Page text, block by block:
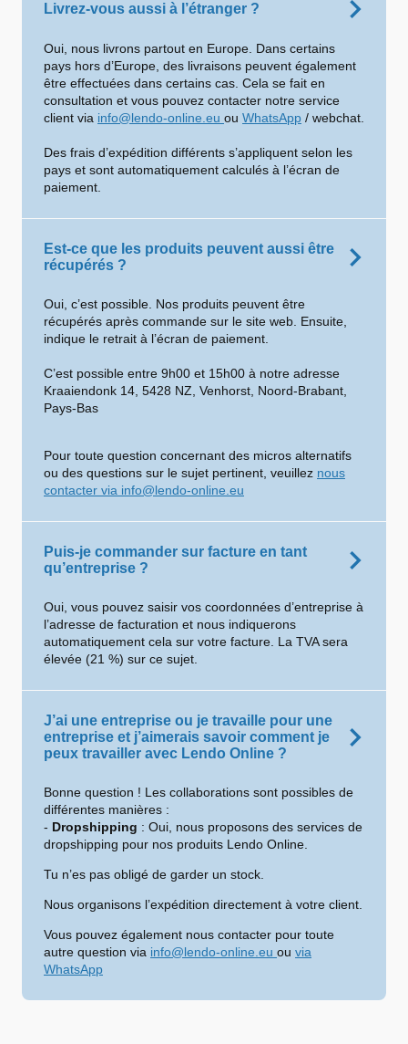
Livrez-vous aussi à l’étranger ?
Oui, nous livrons partout en Europe. Dans certains
pays hors d’Europe, des livraisons peuvent également
être effectuées dans certains cas. Cela se fait en
consultation et vous pouvez contacter notre service
client via info@lendo-online.eu ou WhatsApp / webchat.
Des frais d’expédition différents s’appliquent selon les
pays et sont automatiquement calculés à l’écran de
paiement.
Est-ce que les produits peuvent aussi être
récupérés ?
Oui, c’est possible. Nos produits peuvent être
récupérés après commande sur le site web. Ensuite,
indique le retrait à l’écran de paiement.
C’est possible entre 9h00 et 15h00 à notre adresse
Kraaiendonk 14, 5428 NZ, Venhorst, Noord-Brabant,
Pays-Bas
Pour toute question concernant des micros alternatifs
ou des questions sur le sujet pertinent, veuillez nous
contacter via info@lendo-online.eu
Puis-je commander sur facture en tant
qu’entreprise ?
Oui, vous pouvez saisir vos coordonnées d’entreprise à
l’adresse de facturation et nous indiquerons
automatiquement cela sur votre facture. La TVA sera
élevée (21 %) sur ce sujet.
J’ai une entreprise ou je travaille pour une
entreprise et j’aimerais savoir comment je
peux travailler avec Lendo Online ?
Bonne question ! Les collaborations sont possibles de
différentes manières :
- Dropshipping : Oui, nous proposons des services de
dropshipping pour nos produits Lendo Online.
Tu n’es pas obligé de garder un stock.
Nous organisons l’expédition directement à votre client.
Vous pouvez également nous contacter pour toute
autre question via info@lendo-online.eu ou via
WhatsApp